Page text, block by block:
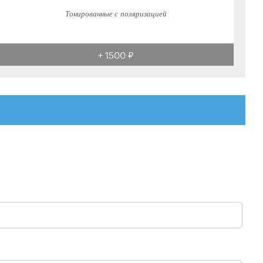
Тонированные с поляризацией
+ 1500 ₽